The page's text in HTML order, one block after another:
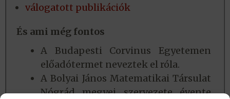
válogatott publikációk
És ami még fontos
A Budapesti Corvinus Egyetemen
előadótermet neveztek el róla.
A Bolyai János Matematikai Társulat
Nógrád megyei szervezete évente